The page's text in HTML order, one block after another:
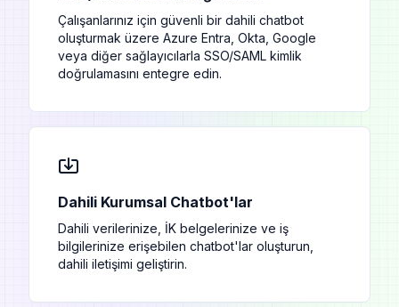
Çalışanlarınız için güvenli bir dahili chatbot
oluşturmak üzere Azure Entra, Okta, Google
veya diğer sağlayıcılarla SSO/SAML kimlik
doğrulamasını entegre edin.
Dahili Kurumsal Chatbot'lar
Dahili verilerinize, İK belgelerinize ve iş
bilgilerinize erişebilen chatbot'lar oluşturun,
dahili iletişimi geliştirin.